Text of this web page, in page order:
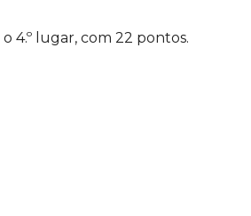
4.º lugar, com 22 pontos.